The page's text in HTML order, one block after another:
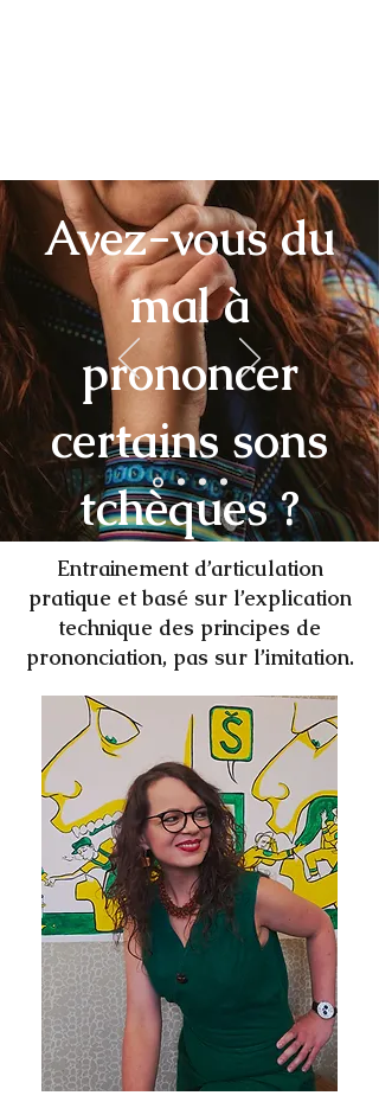
Avez-vous du
mal à
prononcer
certains sons
tchèques ?
Entrainement d’articulation
pratique et basé sur l’explication
technique des principes de
prononciation, pas sur l’imitation.